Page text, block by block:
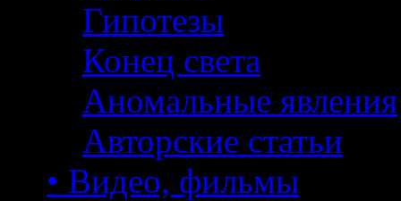
Гипотезы
Конец света
Аномальные явления
Авторские статьи
• Видео, фильмы